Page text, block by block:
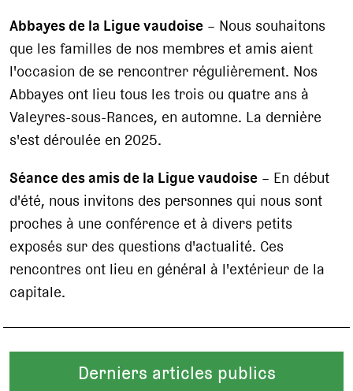
Abbayes de la Ligue vaudoise – Nous souhaitons
que les familles de nos membres et amis aient
l'occasion de se rencontrer régulièrement. Nos
Abbayes ont lieu tous les trois ou quatre ans à
Valeyres-sous-Rances, en automne. La dernière
s'est déroulée en 2025.
Séance des amis de la Ligue vaudoise – En début
d'été, nous invitons des personnes qui nous sont
proches à une conférence et à divers petits
exposés sur des questions d'actualité. Ces
rencontres ont lieu en général à l'extérieur de la
capitale.
Derniers articles publics